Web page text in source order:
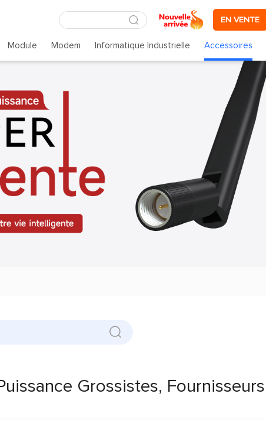
EN VENTE
Module Modem Informatique Industrielle Accessoires
Grossistes, Fournisseurs